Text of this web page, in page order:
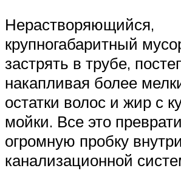
Нерастворяющийся,
крупногабаритный
застрять в трубе,
накапливая более
остатки волос и жир с
мойки. Все это
огромную пробку внутри
канализационной